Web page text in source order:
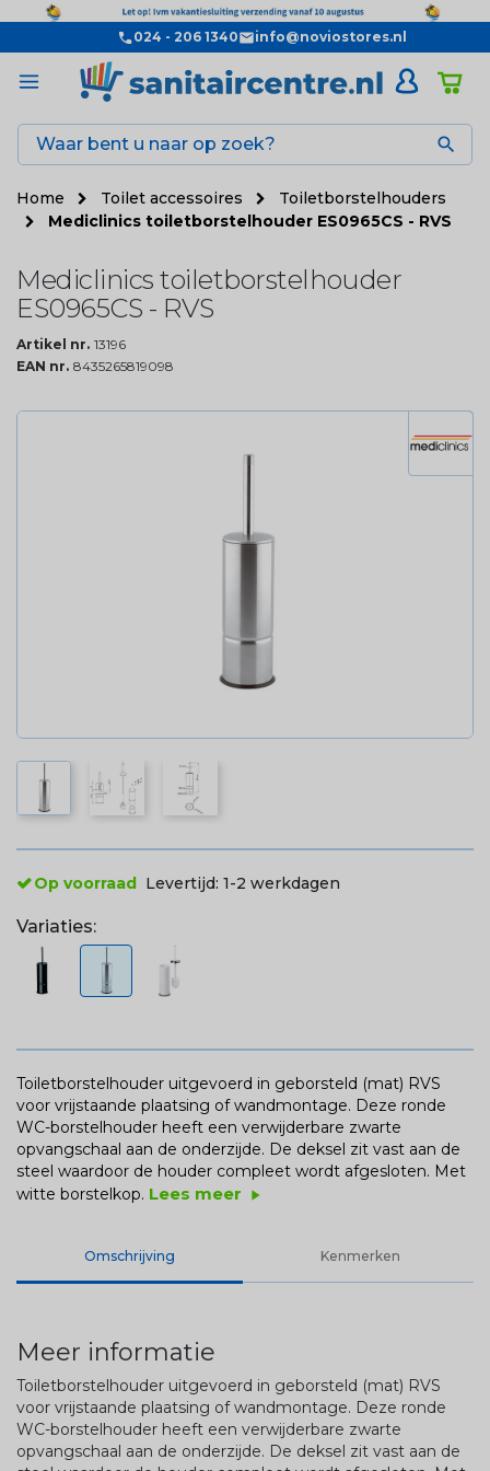
024 - 206 1340 info@noviostores.nl

Home Toilet accessoires
Toiletborstelhouders
Mediclinics toiletborstelhouder ES0965CS - RVS
Mediclinics toiletborstelhouder
ES0965CS - RVS
Artikel nr. 13196
EAN nr. 8435265819098
Op voorraad Levertijd: 1-2 werkdagen
Variaties:
Toiletborstelhouder uitgevoerd in geborsteld (mat) RVS
voor vrijstaande plaatsing of wandmontage. Deze ronde
WC-borstelhouder heeft een verwijderbare zwarte
opvangschaal aan de onderzijde. De deksel zit vast aan de
steel waardoor de houder compleet wordt afgesloten. Met
witte borstelkop. Lees meer play_arrow
Omschrijving Kenmerken
Meer informatie
Toiletborstelhouder uitgevoerd in geborsteld (mat) RVS
voor vrijstaande plaatsing of wandmontage. Deze ronde
WC-borstelhouder heeft een verwijderbare zwarte
opvangschaal aan de onderzijde. De deksel zit vast aan de